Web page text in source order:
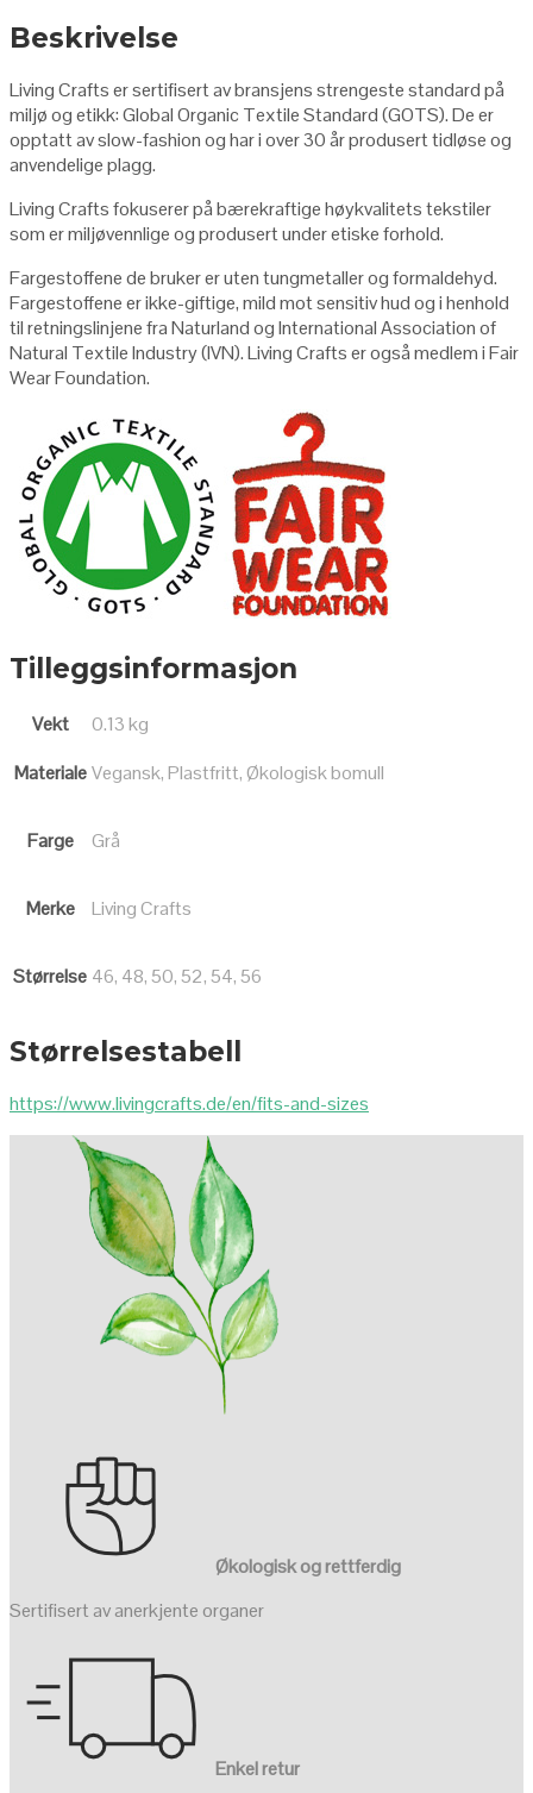
Beskrivelse
Living Crafts er sertifisert av bransjens strengeste standard på
miljø og etikk: Global Organic Textile Standard (GOTS). De er
opptatt av slow-fashion og har i over 30 år produsert tidløse og
anvendelige plagg.
Living Crafts fokuserer på bærekraftige høykvalitets tekstiler
som er miljøvennlige og produsert under etiske forhold.
Fargestoffene de bruker er uten tungmetaller og formaldehyd.
Fargestoffene er ikke-giftige, mild mot sensitiv hud og i henhold
til retningslinjene fra Naturland og International Association of
Natural Textile Industry (IVN). Living Crafts er også medlem i Fair
Wear Foundation.
Tilleggsinformasjon
Vekt
0.13 kg
Materiale Vegansk, Plastfritt, Økologisk bomull
Farge Grå
Merke Living Crafts
Størrelse 46, 48, 50, 52, 54, 56
Størrelsestabell
https://www.livingcrafts.de/en/fits-and-sizes
Økologisk og rettferdig
Sertifisert av anerkjente organer
Enkel retur